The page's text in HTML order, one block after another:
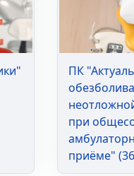
ПК
при
приёме"